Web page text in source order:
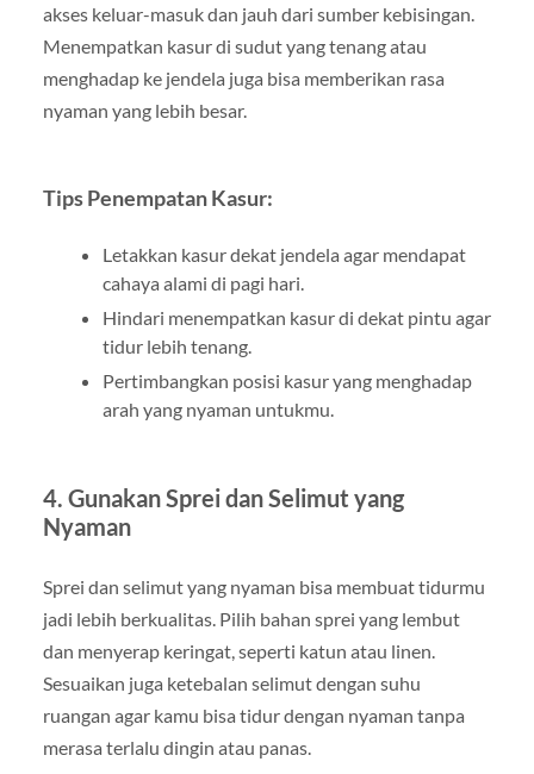
akses keluar-masuk dan jauh dari sumber kebisingan.
Menempatkan kasur di sudut yang tenang atau
menghadap ke jendela juga bisa memberikan rasa
nyaman yang lebih besar.
Tips Penempatan Kasur:
Letakkan kasur dekat jendela agar mendapat
cahaya alami di pagi hari.
Hindari menempatkan kasur di dekat pintu agar
tidur lebih tenang.
Pertimbangkan posisi kasur yang menghadap
arah yang nyaman untukmu.
4. Gunakan Sprei dan Selimut yang
Nyaman
Sprei dan selimut yang nyaman bisa membuat tidurmu
jadi lebih berkualitas. Pilih bahan sprei yang lembut
dan menyerap keringat, seperti katun atau linen.
Sesuaikan juga ketebalan selimut dengan suhu
ruangan agar kamu bisa tidur dengan nyaman tanpa
merasa terlalu dingin atau panas.